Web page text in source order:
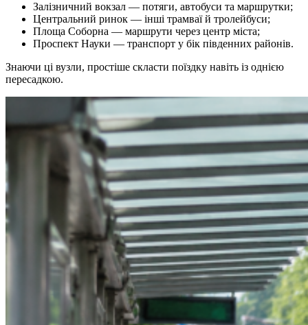
Залізничний вокзал — потяги, автобуси та маршрутки;
Центральний ринок — інші трамваї й тролейбуси;
Площа Соборна — маршрути через центр міста;
Проспект Науки — транспорт у бік південних районів.
Знаючи ці вузли, простіше скласти поїздку навіть із однією
пересадкою.